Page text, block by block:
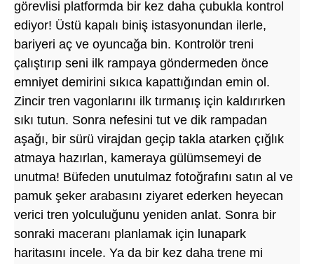
görevlisi platformda bir kez daha çubukla kontrol
ediyor! Üstü kapalı biniş istasyonundan ilerle,
bariyeri aç ve oyuncağa bin. Kontrolör treni
çalıştırıp seni ilk rampaya göndermeden önce
emniyet demirini sıkıca kapattığından emin ol.
Zincir tren vagonlarını ilk tırmanış için kaldırırken
sıkı tutun. Sonra nefesini tut ve dik rampadan
aşağı, bir sürü virajdan geçip takla atarken çığlık
atmaya hazırlan, kameraya gülümsemeyi de
unutma! Büfeden unutulmaz fotoğrafını satın al ve
pamuk şeker arabasını ziyaret ederken heyecan
verici tren yolculuğunu yeniden anlat. Sonra bir
sonraki maceranı planlamak için lunapark
haritasını incele. Ya da bir kez daha trene mi